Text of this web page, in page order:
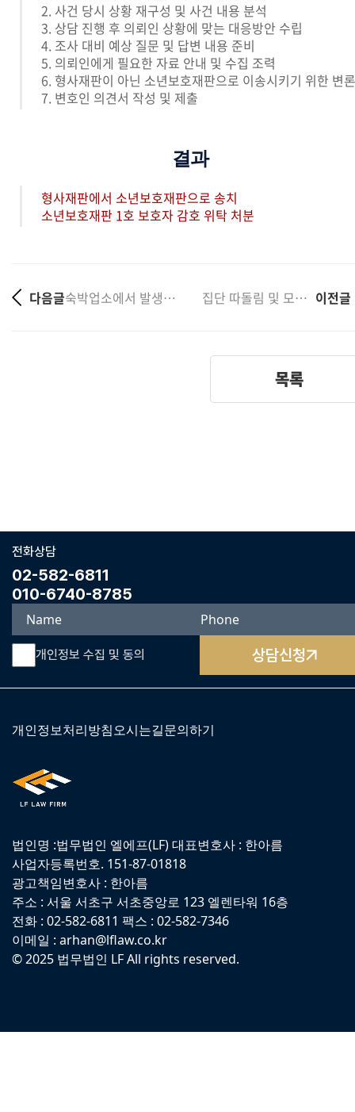
2. 사건 당시 상황 재구성 및 사건 내용 분석
3. 상담 진행 후 의뢰인 상황에 맞는 대응방안 수립
4. 조사 대비 예상 질문 및 답변 내용 준비
5. 의뢰인에게 필요한 자료 안내 및 수집 조력
6. 형사재판이 아닌 소년보호재판으로 이송시키기 위한 변론
7. 변호인 의견서 작성 및 제출
결과
형사재판에서 소년보호재판으로 송치
소년보호재판 1호 보호자 감호 위탁 처분
다음글 숙박업소에서 발생한 미성년자 성매매, 일반 성매매 기.... 집단 따돌림 및 모욕 사건 3명의 가해학생 모두 전학 .... 이전글
목록
전화상담
02-582-6811
010-6740-8785
개인정보 수집 및 동의 상담신청
개인정보처리방침오시는길문의하기
법인명 :법무법인 엘에프(LF) 대표변호사 : 한아름
사업자등록번호. 151-87-01818
광고책임변호사 : 한아름
주소 : 서울 서초구 서초중앙로 123 엘렌타워 16층
전화 : 02-582-6811 팩스 : 02-582-7346
이메일 : arhan@lflaw.co.kr
© 2025 법무법인 LF All rights reserved.